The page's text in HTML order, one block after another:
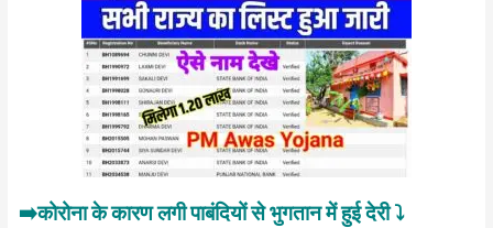
➡️कोरोना के कारण लगी पाबंदियों से भुगतान में हुई देरी ⤵️